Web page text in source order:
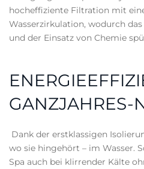
hocheffiziente Filtration mit
Wasserzirkulation, wodurch
und der Einsatz von Chemie
GANZJAHRES-
Dank der erstklassigen
wo sie hingehört – im Wasser.
Spa auch bei klirrender Kälte